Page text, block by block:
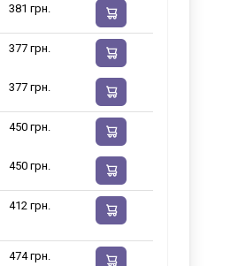
381 грн.
377 грн.
377 грн.
450 грн.
450 грн.
412 грн.
474 грн.